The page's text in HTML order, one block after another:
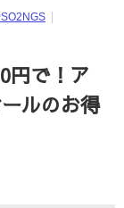
円で！ア
ルのお得